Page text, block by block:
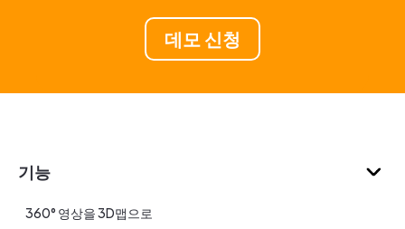
데모 신청
기능
360° 영상을 3D맵으로